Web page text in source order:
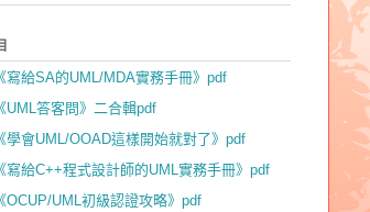
寫給SA的UML/MDA實務手冊》pdf
UML答客問》二合輯pdf
學會UML/OOAD這樣開始就對了》pdf
寫給C++程式設計師的UML實務手冊》pdf
OCUP/UML初級認證攻略》pdf